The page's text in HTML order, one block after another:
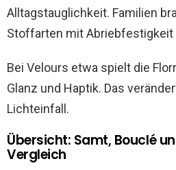
Alltagstauglichkeit. Familien
Stoffarten mit Abriebfestigkeit
Bei Velours etwa spielt die
Glanz und Haptik. Das
Lichteinfall.
Übersicht: Samt, Bouclé
Vergleich